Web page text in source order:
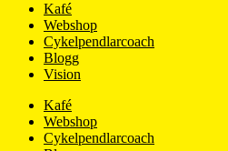
Kafé
Webshop
Cykelpendlarcoach
Blogg
Vision
Kafé
Webshop
Cykelpendlarcoach